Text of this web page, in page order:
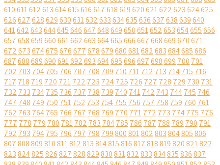
610611612613614615616617618619620621622623624625
626627628629630631632633634635636637638639640
641642643644645646647648649650651652653654655656
657658659660661662663664665666667668669670671
672673674675676677678679680681682683684685686
687688689690691692693694695696697698699 700 701
702 703 704705 706 707 708 709 710 711712 713 714715 716
717 718 719 720 721722 723 724725 726 727 728 729 730 731
732 733 734735 736 737 738 739 740 741742 743 744745 746
747 748 749 750 751752 753 754755 756 757 758 759 760 761
762 763 764765 766 767 768 769 770 771772 773 774775 776
777 778 779 780 781782 783 784785 786 787 788 789 790 791
792 793 794795 796 797 798 799800801802803804805806
807808809810811812813814815816817818819820821822
823824825826827828829830831832833834835836837